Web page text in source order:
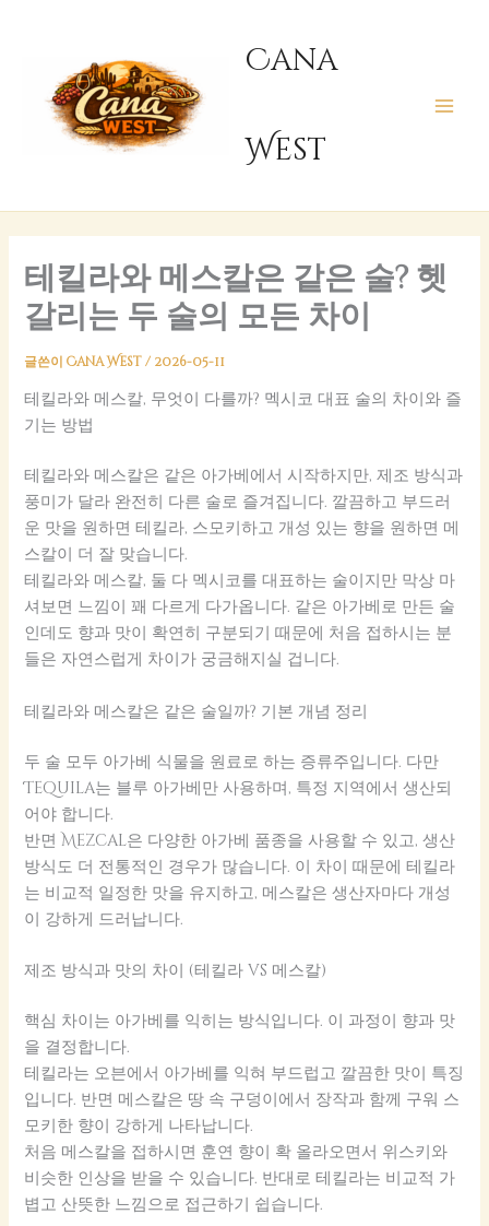
Cana
West
테킬라와 메스칼은 같은 술? 헷
갈리는 두 술의 모든 차이
글쓴이Cana West/ 2026-05-11
테킬라와 메스칼, 무엇이 다를까? 멕시코 대표 술의 차이와 즐
기는 방법
테킬라와 메스칼은 같은 아가베에서 시작하지만, 제조 방식과
풍미가 달라 완전히 다른 술로 즐겨집니다. 깔끔하고 부드러
운 맛을 원하면 테킬라, 스모키하고 개성 있는 향을 원하면 메
스칼이 더 잘 맞습니다.
테킬라와 메스칼, 둘 다 멕시코를 대표하는 술이지만 막상 마
셔보면 느낌이 꽤 다르게 다가옵니다. 같은 아가베로 만든 술
인데도 향과 맛이 확연히 구분되기 때문에 처음 접하시는 분
들은 자연스럽게 차이가 궁금해지실 겁니다.
테킬라와 메스칼은 같은 술일까? 기본 개념 정리
두 술 모두 아가베 식물을 원료로 하는 증류주입니다. 다만
Tequila는 블루 아가베만 사용하며, 특정 지역에서 생산되
어야 합니다.
반면 Mezcal은 다양한 아가베 품종을 사용할 수 있고, 생산
방식도 더 전통적인 경우가 많습니다. 이 차이 때문에 테킬라
는 비교적 일정한 맛을 유지하고, 메스칼은 생산자마다 개성
이 강하게 드러납니다.
제조 방식과 맛의 차이 (테킬라 vs 메스칼)
핵심 차이는 아가베를 익히는 방식입니다. 이 과정이 향과 맛
을 결정합니다.
테킬라는 오븐에서 아가베를 익혀 부드럽고 깔끔한 맛이 특징
입니다. 반면 메스칼은 땅 속 구덩이에서 장작과 함께 구워 스
모키한 향이 강하게 나타납니다.
처음 메스칼을 접하시면 훈연 향이 확 올라오면서 위스키와
비슷한 인상을 받을 수 있습니다. 반대로 테킬라는 비교적 가
볍고 산뜻한 느낌으로 접근하기 쉽습니다.